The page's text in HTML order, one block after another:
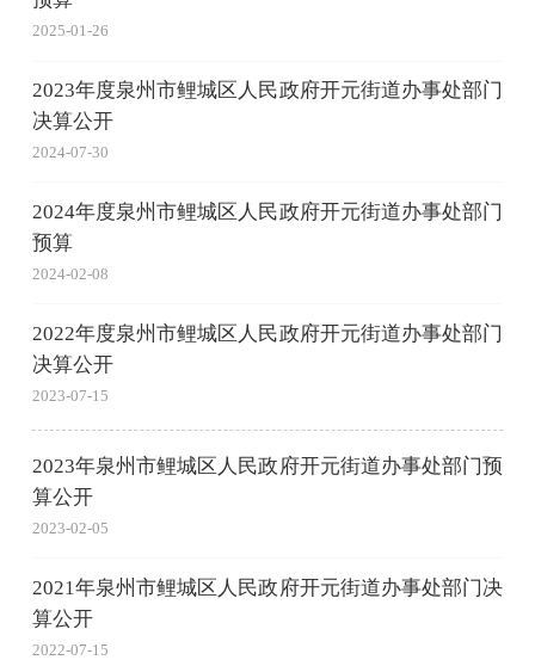
2025-01-26
2023年度泉州市鲤城区人民政府开元街道办事处部门
决算公开
2024-07-30
2024年度泉州市鲤城区人民政府开元街道办事处部门
预算
2024-02-08
2022年度泉州市鲤城区人民政府开元街道办事处部门
决算公开
2023-07-15
2023年泉州市鲤城区人民政府开元街道办事处部门预
算公开
2023-02-05
2021年泉州市鲤城区人民政府开元街道办事处部门决
算公开
2022-07-15